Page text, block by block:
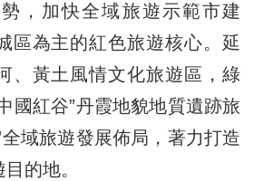
，加快全域旅遊示範市建
區為主的紅色旅遊核心。延
、黃土風情文化旅遊區，綠
國紅谷”丹霞地貌地質遺跡旅
域旅遊發展佈局，著力打造
的地。